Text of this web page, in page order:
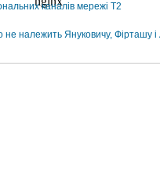
каналів мережі Т2
належить Януковичу, Фірташу